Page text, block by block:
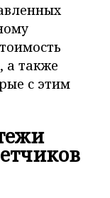
а также
с этим